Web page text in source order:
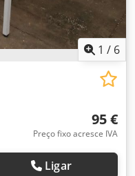
1 / 6
95 €
Preço fixo acresce IVA
Ligar